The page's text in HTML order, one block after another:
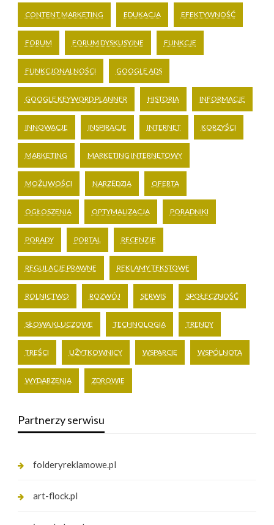
CONTENT MARKETING EDUKACJA EFEKTYWNOŚĆ
FORUM FORUM DYSKUSYJNE FUNKCJE
FUNKCJONALNOŚCI GOOGLE ADS
GOOGLE KEYWORD PLANNER HISTORIA INFORMACJE
INNOWACJE INSPIRACJE INTERNET KORZYŚCI
MARKETING MARKETING INTERNETOWY
MOŻLIWOŚCI NARZĘDZIA OFERTA
OGŁOSZENIA OPTYMALIZACJA PORADNIKI
PORADY PORTAL RECENZJE
REGULACJE PRAWNE REKLAMY TEKSTOWE
ROLNICTWO ROZWÓJ SERWIS SPOŁECZNOŚĆ
SŁOWA KLUCZOWE TECHNOLOGIA TRENDY
TREŚCI UŻYTKOWNICY WSPARCIE WSPÓLNOTA
WYDARZENIA ZDROWIE
Partnerzy serwisu
folderyreklamowe.pl
art-flock.pl